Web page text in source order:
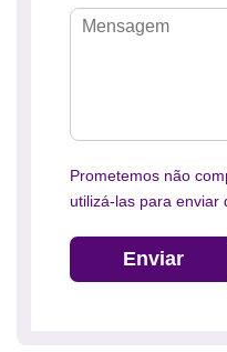
Prometemos não
utilizá-las para enviar
Enviar